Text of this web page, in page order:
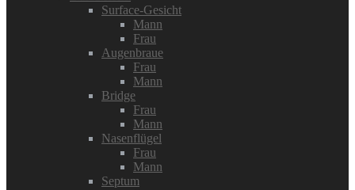
Surface-Gesicht
Mann
Frau
Augenbraue
Frau
Mann
Bridge
Frau
Mann
Nasenflügel
Frau
Mann
Septum